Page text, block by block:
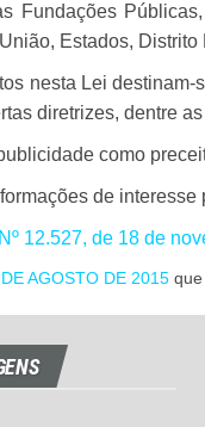
Fundações
Estados,
nesta Lei
diretrizes, dentre
como
de
12.527, de 18 de
AGOSTO DE 2015